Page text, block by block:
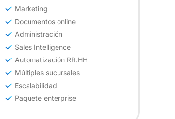
Marketing
Documentos online
Administración
Sales Intelligence
Automatización RR.HH
Múltiples sucursales
Escalabilidad
Paquete enterprise